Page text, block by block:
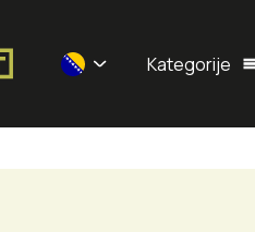
Selected currency: BAM
Kategorije